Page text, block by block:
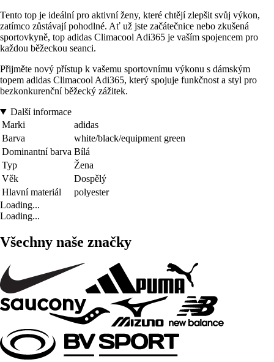
Tento top je ideální pro aktivní ženy, které chtějí zlepšit svůj výkon,
zatímco zůstávají pohodlné. Ať už jste začátečnice nebo zkušená
sportovkyně, top adidas Climacool Adi365 je vaším spojencem pro
každou běžeckou seanci.
Přijměte nový přístup k vašemu sportovnímu výkonu s dámským
topem adidas Climacool Adi365, který spojuje funkčnost a styl pro
bezkonkurenční běžecký zážitek.
Další informace
Marki
adidas
Barva
white/black/equipment green
Dominantní barva Bílá
Typ
Žena
Věk
Dospělý
Hlavní materiál
polyester
Loading...
Loading...
Všechny naše značky